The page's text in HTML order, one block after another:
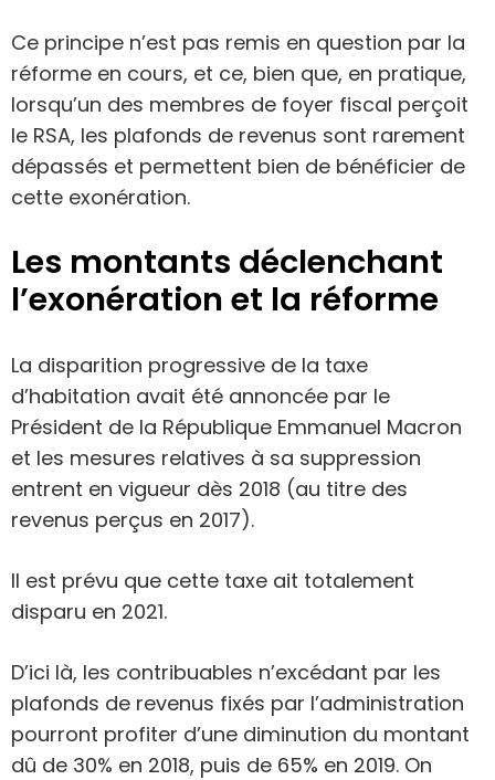
Ce principe n’est pas remis en question par la
réforme en cours, et ce, bien que, en pratique,
lorsqu’un des membres de foyer fiscal perçoit
le RSA, les plafonds de revenus sont rarement
dépassés et permettent bien de bénéficier de
cette exonération.
Les montants déclenchant
l’exonération et la réforme
La disparition progressive de la taxe
d’habitation avait été annoncée par le
Président de la République Emmanuel Macron
et les mesures relatives à sa suppression
entrent en vigueur dès 2018 (au titre des
revenus perçus en 2017).
Il est prévu que cette taxe ait totalement
disparu en 2021.
D’ici là, les contribuables n’excédant par les
plafonds de revenus fixés par l’administration
pourront profiter d’une diminution du montant
dû de 30% en 2018, puis de 65% en 2019. On